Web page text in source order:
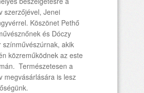
szerzőjével, Jenei
Köszönet Pethő
és Dóczy
színművészúrnak, akik
közreműködnek az este
Természetesen a
megvásárlására is lesz